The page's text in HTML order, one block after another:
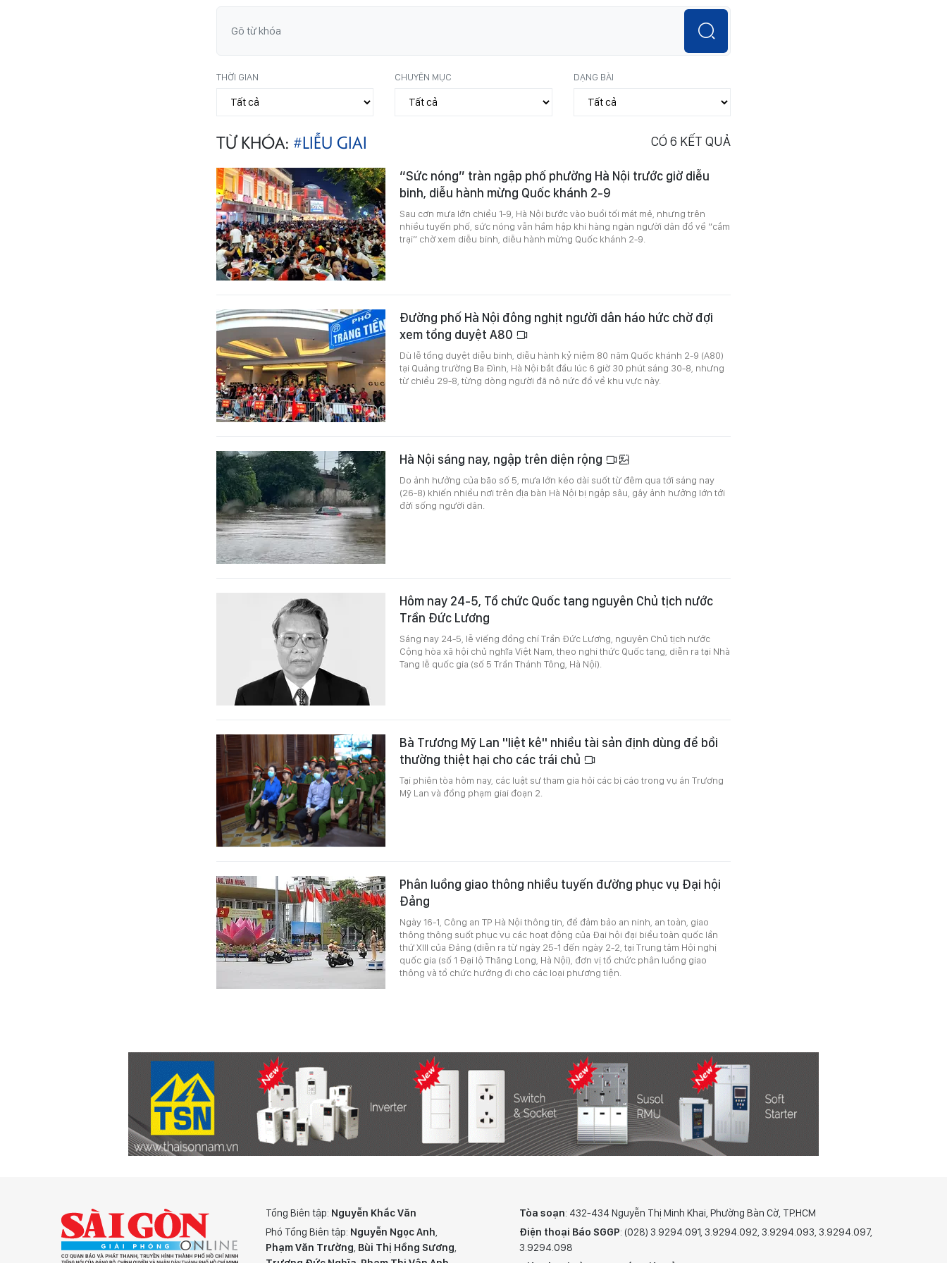
THỜI GIAN CHUYÊN MỤC DẠNG BÀI
TỪ KHÓA: #LIỄU GIAI CÓ 6 KẾT QUẢ
“Sức nóng” tràn ngập phố phường Hà Nội trước giờ diễu
binh, diễu hành mừng Quốc khánh 2-9
Sau cơn mưa lớn chiều 1-9, Hà Nội bước vào buổi tối mát mẻ, nhưng trên
nhiều tuyến phố, sức nóng vẫn hầm hập khi hàng ngàn người dân đổ về “cắm
trại” chờ xem diễu binh, diễu hành mừng Quốc khánh 2-9.
Đường phố Hà Nội đông nghịt người dân háo hức chờ đợi
xem tổng duyệt A80
Dù lễ tổng duyệt diễu binh, diễu hành kỷ niệm 80 năm Quốc khánh 2-9 (A80)
tại Quảng trường Ba Đình, Hà Nội bắt đầu lúc 6 giờ 30 phút sáng 30-8, nhưng
từ chiều 29-8, từng dòng người đã nô nức đổ về khu vực này.
Hà Nội sáng nay, ngập trên diện rộng
Do ảnh hưởng của bão số 5, mưa lớn kéo dài suốt từ đêm qua tới sáng nay
(26-8) khiến nhiều nơi trên địa bàn Hà Nội bị ngập sâu, gây ảnh hưởng lớn tới
đời sống người dân.
Hôm nay 24-5, Tổ chức Quốc tang nguyên Chủ tịch nước
Trần Đức Lương
Sáng nay 24-5, lễ viếng đồng chí Trần Đức Lương, nguyên Chủ tịch nước
Cộng hòa xã hội chủ nghĩa Việt Nam, theo nghi thức Quốc tang, diễn ra tại Nhà
Tang lễ quốc gia (số 5 Trần Thánh Tông, Hà Nội).
Bà Trương Mỹ Lan "liệt kê" nhiều tài sản định dùng để bồi
thường thiệt hại cho các trái chủ
Tại phiên tòa hôm nay, các luật sư tham gia hỏi các bị cáo trong vụ án Trương
Mỹ Lan và đồng phạm giai đoạn 2.
Phân luồng giao thông nhiều tuyến đường phục vụ Đại hội
Đảng
Ngày 16-1, Công an TP Hà Nội thông tin, để đảm bảo an ninh, an toàn, giao
thông thông suốt phục vụ các hoạt động của Đại hội đại biểu toàn quốc lần
thứ XIII của Đảng (diễn ra từ ngày 25-1 đến ngày 2-2, tại Trung tâm Hội nghị
quốc gia (số 1 Đại lộ Thăng Long, Hà Nội), đơn vị tổ chức phân luồng giao
thông và tổ chức hướng đi cho các loại phương tiện.
Tổng Biên tập: Nguyễn Khắc Văn
Phó Tổng Biên tập: Nguyễn Ngọc Anh,
Phạm Văn Trường, Bùi Thị Hồng Sương,
Tòa soạn: 432-434 Nguyễn Thị Minh Khai, Phường Bàn Cờ, TP.HCM
Điện thoại Báo SGGP: (028) 3.9294.091, 3.9294.092, 3.9294.093, 3.9294.097,
3.9294.098